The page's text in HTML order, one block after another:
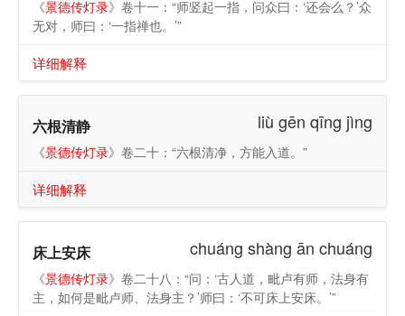
《景德传灯录》卷十一：“师竖起一指，问众曰：‘还会么？’众
无对，师曰：‘一指禅也。’”
详细解释
六根清静 liù gēn qīng jìng
《景德传灯录》卷二十：“六根清净，方能入道。”
详细解释
床上安床 chuáng shàng ān chuáng
《景德传灯录》卷二十八：“问：‘古人道，毗卢有师，法身有
主，如何是毗卢师、法身主？’师曰：‘不可床上安床。’”